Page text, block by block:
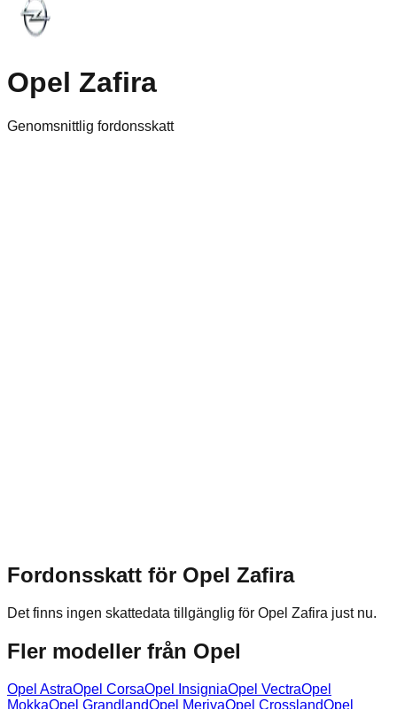
Opel Zafira
Genomsnittlig fordonsskatt
Fordonsskatt för Opel Zafira
Det finns ingen skattedata tillgänglig för Opel Zafira just nu.
Fler modeller från Opel
Opel AstraOpel CorsaOpel InsigniaOpel VectraOpel
MokkaOpel GrandlandOpel MerivaOpel CrosslandOpel